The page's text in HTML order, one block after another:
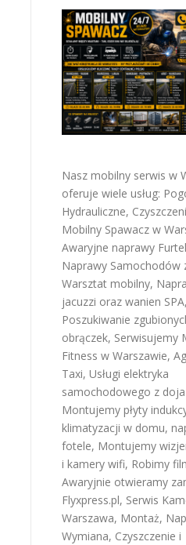
Nasz mobilny serwis w
oferuje wiele usług:
Hydrauliczne,
Mobilny Spawacz w
Awaryjne naprawy
Naprawy Samochodów
Warsztat mobilny,
jacuzzi oraz wanien SPA,
Poszukiwanie
obrączek, Serwisujemy
Fitness w Warszawie,
Taxi, Usługi elektryka
samochodowego z
Montujemy płyty
klimatyzacji w domu,
fotele, Montujemy
i kamery wifi, Robimy
Awaryjnie otwieramy
Flyxpress.pl, Serwis
Warszawa, Montaż,
Wymiana, Czyszczenie i